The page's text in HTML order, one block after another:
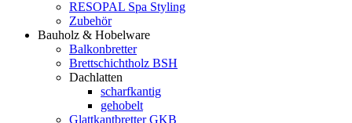
RESOPAL Spa Styling
Zubehör
Bauholz & Hobelware
Balkonbretter
Brettschichtholz BSH
Dachlatten
scharfkantig
gehobelt
Glattkantbretter GKB